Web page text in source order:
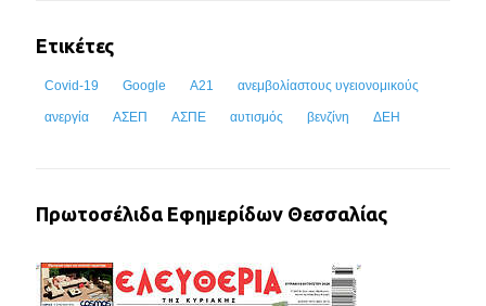
Ετικέτες
Covid-19 Google Α21 ανεμβολίαστους υγειονομικούς
ανεργία ΑΣΕΠ ΑΣΠΕ αυτισμός βενζίνη ΔΕΗ
Πρωτοσέλιδα Εφημερίδων Θεσσαλίας